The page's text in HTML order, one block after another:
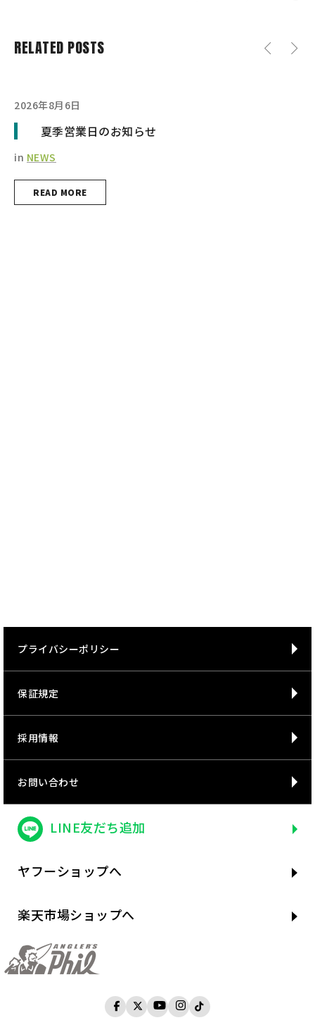
RELATED POSTS
2026年8月6日
夏季営業日のお知らせ
in NEWS
READ MORE
プライバシーポリシー
保証規定
採用情報
お問い合わせ
LINE友だち追加
ヤフーショップへ
楽天市場ショップへ